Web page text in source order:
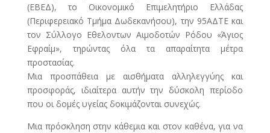
(ΕΒΕΔ), το Οικονομικό Επιμελητήριο Ελλάδας
(Περιφερειακό Τμήμα Δωδεκανήσου), την 95ΑΔΤΕ και
τον Σύλλογο Εθελοντων Αιμοδοτών Ρόδου «Άγιος
Εφραίμ», τηρώντας όλα τα απαραίτητα μέτρα
προστασίας.
Μια προσπάθεια με αισθήματα αλληλεγγύης και
προσφοράς, ιδιαίτερα αυτήν την δύσκολη περίοδο
που οι δομές υγείας δοκιμάζονται συνεχώς.
Μια πρόσκληση στην κάθεμια και στον καθένα, για να